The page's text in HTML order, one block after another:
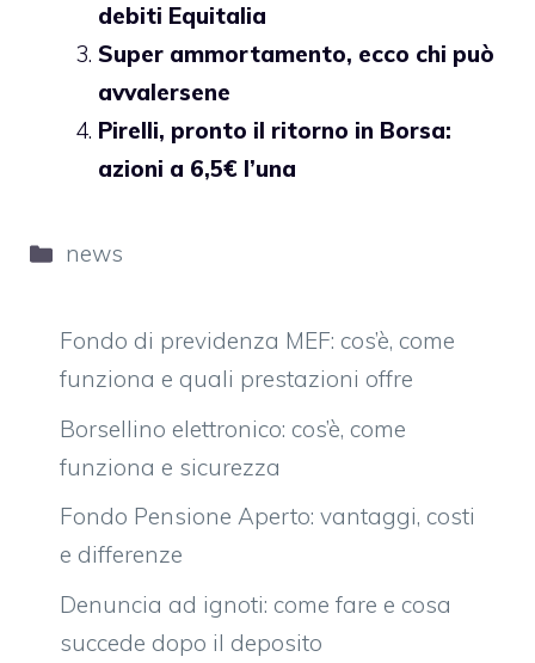
debiti Equitalia
Super ammortamento, ecco chi può
avvalersene
Pirelli, pronto il ritorno in Borsa:
azioni a 6,5€ l’una
Categorie
news
Fondo di previdenza MEF: cos’è, come
funziona e quali prestazioni offre
Borsellino elettronico: cos’è, come
funziona e sicurezza
Fondo Pensione Aperto: vantaggi, costi
e differenze
Denuncia ad ignoti: come fare e cosa
succede dopo il deposito